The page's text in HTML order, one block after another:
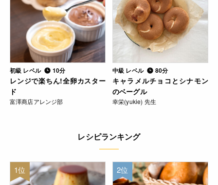
初級 レベル 10分
レンジで楽ちん!全卵カスター
ド
富澤商店アレンジ部
中級 レベル 80分
キャラメルチョコとシナモン
のベーグル
幸栄(yukie) 先生
レシピランキング
1位 2位